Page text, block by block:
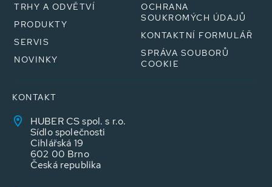
TRHY A ODVĚTVÍ
PRODUKTY
SERVIS
NOVINKY
OCHRANA
SOUKROMÝCH ÚDAJŮ
KONTAKTNÍ FORMULÁŘ
SPRÁVA SOUBORŮ
COOKIE
KONTAKT
HUBER CS spol. s r.o.
Sídlo společnosti
Cihlářská 19
602 00 Brno
Česká republika